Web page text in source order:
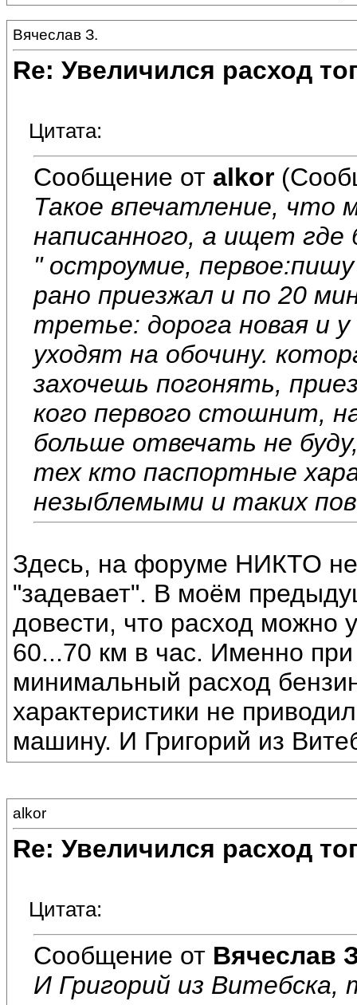
Вячеслав З.
Re: Увеличился расход
Цитата:
Сообщение от alkor
Такое впечатление, что
написанного, а ищет где
" остроумие,
рано приезжал и по 20
третье: дорога новая и
уходят на обочину.
захочешь погонять,
кого первого стошнит,
больше отвечать не
тех кто паспортные
незыблемыми и таких
Здесь, на форуме НИКТО не
"задевает". В моём
довести, что расход можно
60...70 км в час. Именно при
минимальный расход
характеристики не
машину. И Григорий из
alkor
Re: Увеличился расход
Цитата:
Сообщение от Вячеслав
И Григорий из Витебска,